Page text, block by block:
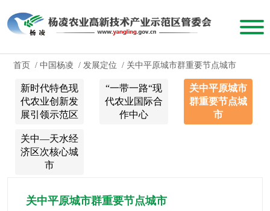
首页 / 中国杨凌 / 发展定位 / 关中平原城市群重要节点城市
新时代特色现
代农业创新发
展引领示范区
“一带一路“现
代农业国际合
作中心
关中平原城市
群重要节点城
市
关中—天水经
济区次核心城
市
关中平原城市群重要节点城市